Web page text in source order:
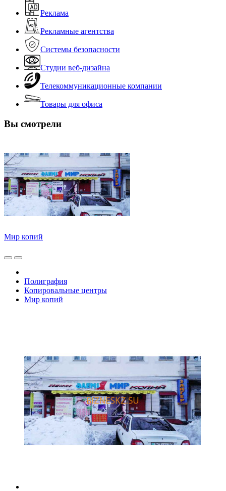
Реклама
Рекламные агентства
Системы безопасности
Студии веб-дизайна
Телекоммуникационные компании
Товары для офиса
Вы смотрели
Мир копий
Полиграфия
Копировальные центры
Мир копий